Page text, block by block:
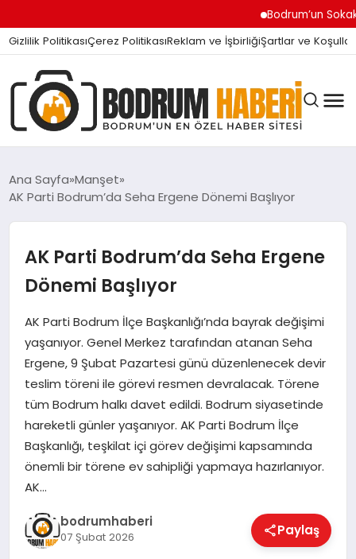
Bodrum’un Sokak
Gizlilik PolitikasıÇerez PolitikasıReklam ve İşbirliğiŞartlar ve Koşullar
BODRUM BODRUM
SIYASET
MAGAZIN
KÖŞE YAZILARI
YAŞAM
SPOR
Ana Sayfa Manşet
AK Parti Bodrum’da Seha Ergene Dönemi Başlıyor
AK Parti Bodrum’da Seha Ergene
Dönemi Başlıyor
AK Parti Bodrum İlçe Başkanlığı’nda bayrak değişimi
yaşanıyor. Genel Merkez tarafından atanan Seha
Ergene, 9 Şubat Pazartesi günü düzenlenecek devir
teslim töreni ile görevi resmen devralacak. Törene
tüm Bodrum halkı davet edildi. Bodrum siyasetinde
hareketli günler yaşanıyor. AK Parti Bodrum İlçe
Başkanlığı, teşkilat içi görev değişimi kapsamında
önemli bir törene ev sahipliği yapmaya hazırlanıyor.
AK…
bodrumhaberi
07 Şubat 2026 Paylaş